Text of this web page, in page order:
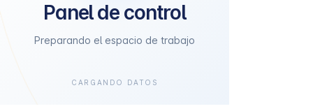
Panel de control
Preparando el espacio de trabajo
CARGANDO DATOS